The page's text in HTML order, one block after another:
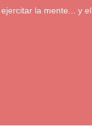
la mente... y el